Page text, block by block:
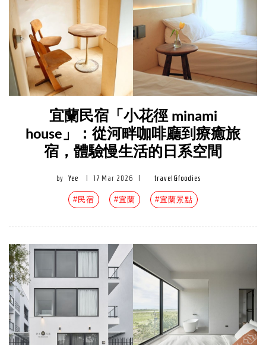
宜蘭民宿「小花徑 minami
house」：從河畔咖啡廳到療癒旅
宿，體驗慢生活的日系空間
by Yee 17 Mar 2026 travel&foodies
#民宿 #宜蘭 #宜蘭景點